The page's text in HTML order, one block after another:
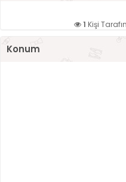
1 Kişi
Konum